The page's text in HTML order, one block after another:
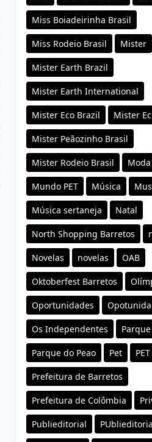
Miss Boiadeirinha Brasil
Miss Rodeio Brasil Mister
Mister Earth Brazil
Mister Earth International
Mister Eco Brazil Mister
Mister Peãozinho Brasil
Mister Rodeio Brasil Moda
Mundo PET Música
Música sertaneja Natal
North Shopping Barretos
Novelas novelas OAB
Oktoberfest Barretos
Oportunidades
Os Independentes
Parque do Peao Pet PET
Prefeitura de Barretos
Prefeitura de Colômbia
Publieditorial